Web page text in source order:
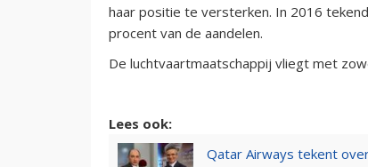
haar positie te versterken. In 2016
procent van de aandelen.
De luchtvaartmaatschappij vliegt met
Lees ook:
Qatar Airways tekent